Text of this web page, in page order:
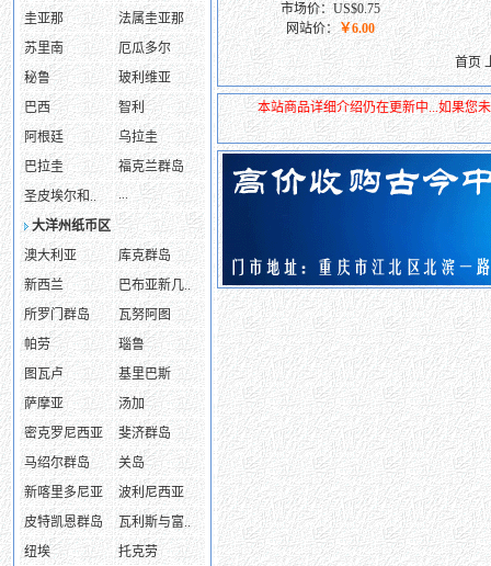
圭亚那
法属圭亚那
苏里南
厄瓜多尔
秘鲁
玻利维亚
巴西
智利
阿根廷
乌拉圭
巴拉圭
福克兰群岛
圣皮埃尔和..
...
大洋州纸币区
澳大利亚
库克群岛
新西兰
巴布亚新几..
所罗门群岛
瓦努阿图
帕劳
瑙鲁
图瓦卢
基里巴斯
萨摩亚
汤加
密克罗尼西亚
斐济群岛
马绍尔群岛
关岛
新喀里多尼亚
波利尼西亚
皮特凯恩群岛
瓦利斯与富..
纽埃
托克劳
市场价：US$0.75
网站价：￥6.00
首页
本站商品详细介绍仍在更新中...如果您